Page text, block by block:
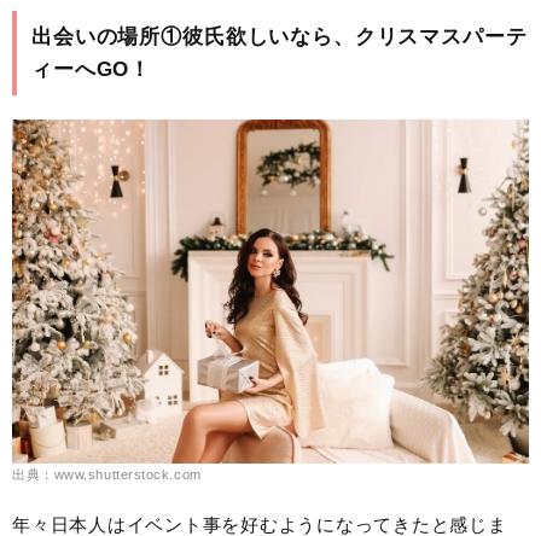
出会いの場所①彼氏欲しいなら、クリスマスパーテ
ィーへGO！
出典：www.shutterstock.com
年々日本人はイベント事を好むようになってきたと感じま